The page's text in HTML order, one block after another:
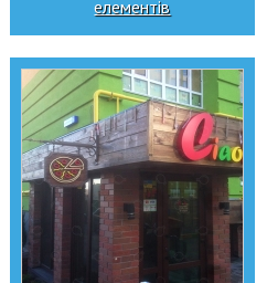
елементів